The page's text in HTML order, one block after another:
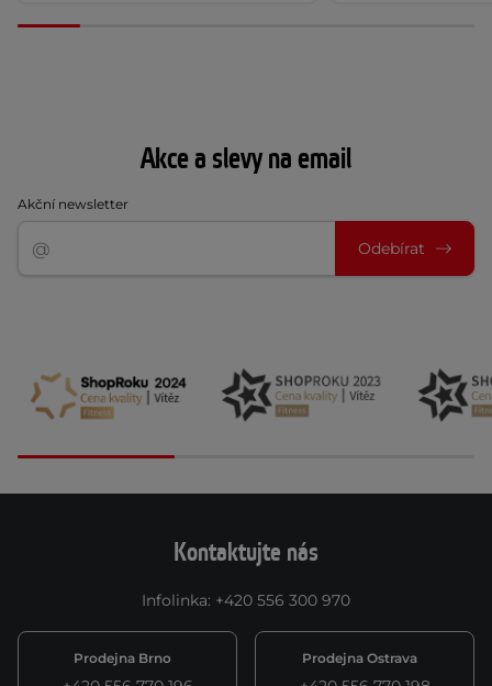
Akce a slevy na email
Akční newsletter
Odebírat
Kontaktujte nás
Infolinka: +420 556 300 970
Prodejna Brno Prodejna Ostrava